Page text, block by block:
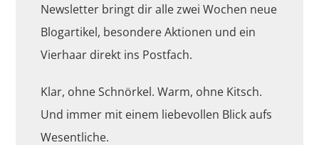
Newsletter bringt dir alle zwei Wochen neue
Blogartikel, besondere Aktionen und ein
Vierhaar direkt ins Postfach.
Klar, ohne Schnörkel. Warm, ohne Kitsch.
Und immer mit einem liebevollen Blick aufs
Wesentliche.